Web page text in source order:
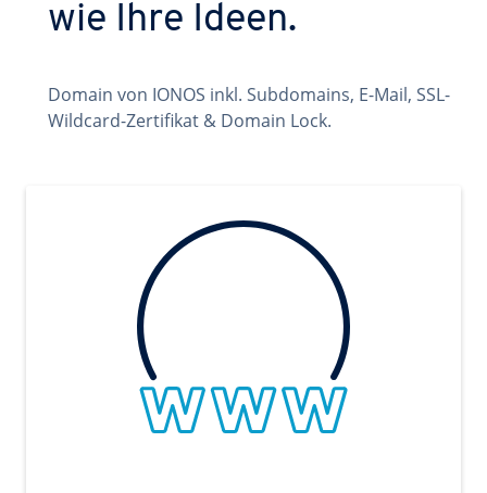
wie Ihre Ideen.
Domain von IONOS inkl. Subdomains, E-Mail, SSL-
Wildcard-Zertifikat & Domain Lock.